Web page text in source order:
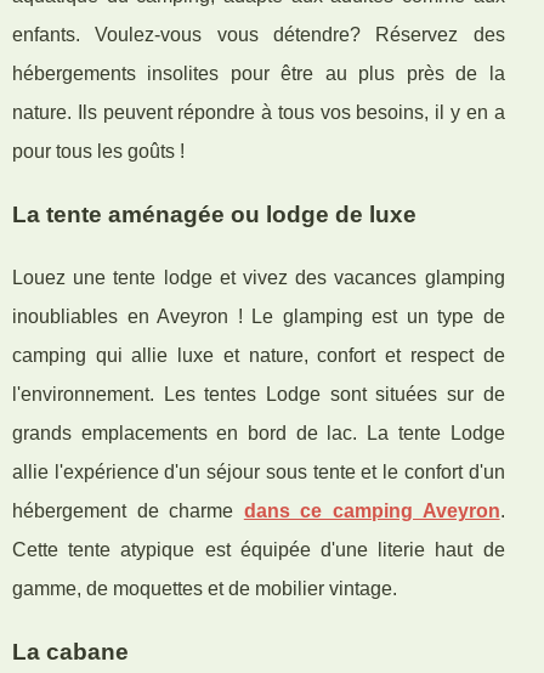
enfants. Voulez-vous vous détendre? Réservez des
hébergements insolites pour être au plus près de la
nature. Ils peuvent répondre à tous vos besoins, il y en a
pour tous les goûts !
La tente aménagée ou lodge de luxe
Louez une tente lodge et vivez des vacances glamping
inoubliables en Aveyron ! Le glamping est un type de
camping qui allie luxe et nature, confort et respect de
l'environnement. Les tentes Lodge sont situées sur de
grands emplacements en bord de lac. La tente Lodge
allie l'expérience d'un séjour sous tente et le confort d'un
hébergement de charme dans ce camping Aveyron.
Cette tente atypique est équipée d'une literie haut de
gamme, de moquettes et de mobilier vintage.
La cabane